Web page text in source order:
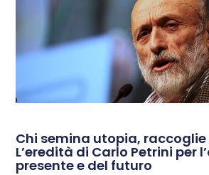
Chi semina utopia, raccoglie
L’eredità di Carlo Petrini per
presente e del futuro